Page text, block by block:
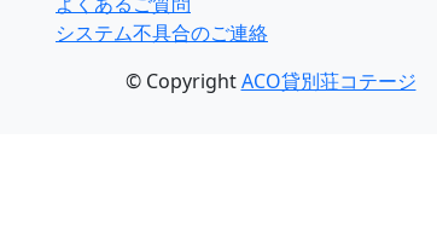
システム不具合のご連絡
© CopyrightACO貸別荘コテージ